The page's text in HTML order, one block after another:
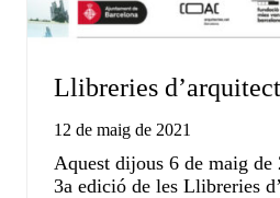
Llibreries
12 de maig de 2021
Aquest dijous 6 de maig de
3a edició de les Llibreries